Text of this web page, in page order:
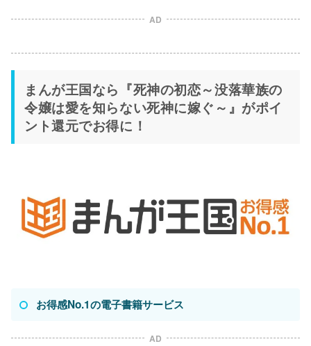
AD
まんが王国なら『死神の初恋～没落華族の
令嬢は愛を知らない死神に嫁ぐ～』がポイ
ント還元でお得に！
お得感No.1の電子書籍サービス
AD